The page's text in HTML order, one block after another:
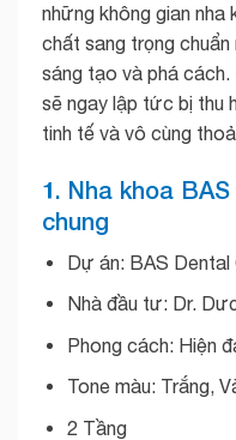
những không gian
chất sang trọng
sáng tạo và phá
sẽ ngay lập tức bị thu
tinh tế và vô cùng
1. Nha khoa
chung
Dự án: BAS Dental
Nhà đầu tư: Dr.
Phong cách: Hiện
Tone màu: Trắng,
2 Tầng